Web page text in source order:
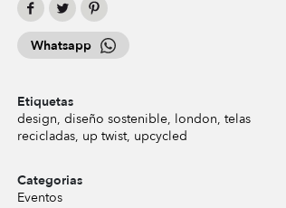
Whatsapp
Etiquetas
design diseño sostenible london telas
recicladas up twist upcycled
Categorias
Eventos